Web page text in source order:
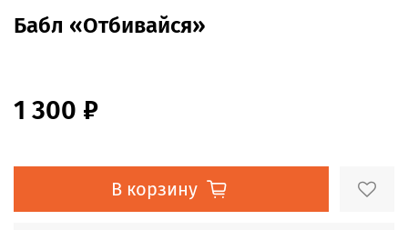
Бабл «Отбивайся»
1 300 ₽
В корзину